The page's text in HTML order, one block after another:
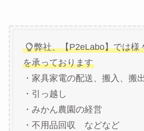
弊社、【P2eLabo】では様
を承っております
・家具家電の配送、搬入、搬
・引っ越し
・みかん農園の経営
・不用品回収 などなど